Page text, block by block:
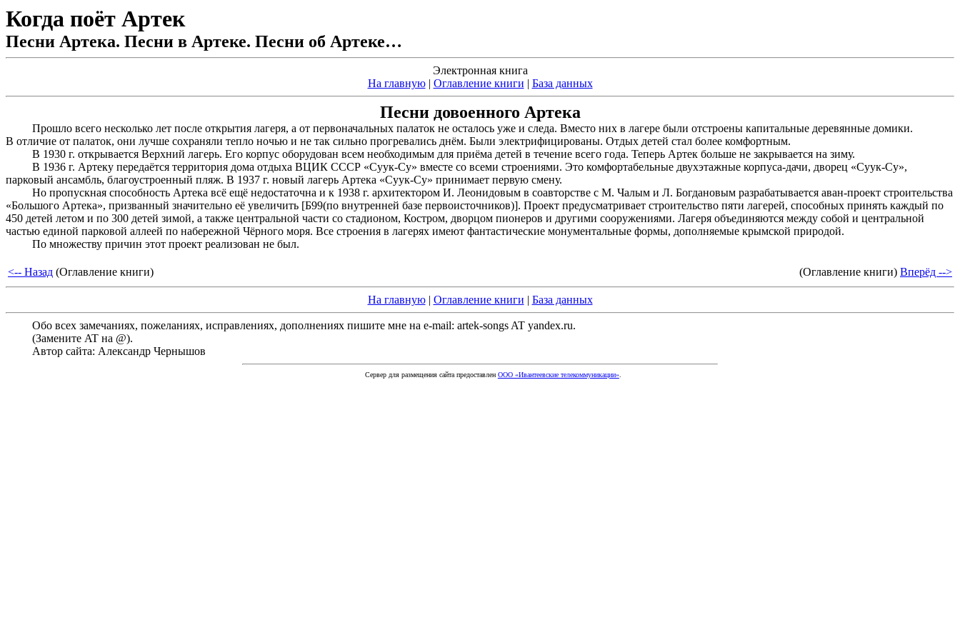
Когда поёт Артек
Песни Артека. Песни в Артеке. Песни об Артеке…
Электронная книга
На главную| Оглавление книги | База данных
Песни довоенного Артека
Прошло всего несколько лет после открытия лагеря, а от первоначальных палаток не осталось уже и следа. Вместо них в лагере были отстроены капитальные деревянные домики.
В отличие от палаток, они лучше сохраняли тепло ночью и не так сильно прогревались днём. Были электрифицированы. Отдых детей стал более комфортным.
В 1930 г. открывается Верхний лагерь. Его корпус оборудован всем необходимым для приёма детей в течение всего года. Теперь Артек больше не закрывается на зиму.
В 1936 г. Артеку передаётся территория дома отдыха ВЦИК СССР «Суук-Су» вместе со всеми строениями. Это комфортабельные двухэтажные корпуса-дачи, дворец «Суук-Су»,
парковый ансамбль, благоустроенный пляж. В 1937 г. новый лагерь Артека «Суук-Су» принимает первую смену.
Но пропускная способность Артека всё ещё недостаточна и к 1938 г. архитектором И. Леонидовым в соавторстве с М. Чалым и Л. Богдановым разрабатывается аван-проект строительства
«Большого Артека», призванный значительно её увеличить [Б99(по внутренней базе первоисточников)]. Проект предусматривает строительство пяти лагерей, способных принять каждый по
450 детей летом и по 300 детей зимой, а также центральной части со стадионом, Костром, дворцом пионеров и другими сооружениями. Лагеря объединяются между собой и центральной
частью единой парковой аллеей по набережной Чёрного моря. Все строения в лагерях имеют фантастические монументальные формы, дополняемые крымской природой.
По множеству причин этот проект реализован не был.
<-- Назад (Оглавление книги) (Оглавление книги) Вперёд -->
На главную| Оглавление книги | База данных
Обо всех замечаниях, пожеланиях, исправлениях, дополнениях пишите мне на e-mail: artek-songs AT yandex.ru.
(Замените AT на @).
Автор сайта: Александр Чернышов
Сервер для размещения сайта предоставлен ООО «Ивантеевские телекоммуникации».